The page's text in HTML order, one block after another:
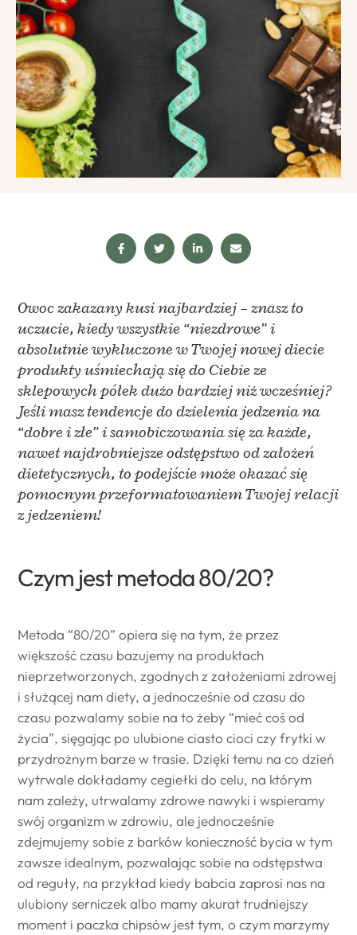
Owoc zakazany kusi najbardziej – znasz to
uczucie, kiedy wszystkie “niezdrowe” i
absolutnie wykluczone w Twojej nowej diecie
produkty uśmiechają się do Ciebie ze
sklepowych półek dużo bardziej niż wcześniej?
Jeśli masz tendencje do dzielenia jedzenia na
“dobre i złe” i samobiczowania się za każde,
nawet najdrobniejsze odstępstwo od założeń
dietetycznych, to podejście może okazać się
pomocnym przeformatowaniem Twojej relacji
z jedzeniem!
Czym jest metoda 80/20?
Metoda “80/20” opiera się na tym, że przez
większość czasu bazujemy na produktach
nieprzetworzonych, zgodnych z założeniami zdrowej
i służącej nam diety, a jednocześnie od czasu do
czasu pozwalamy sobie na to żeby “mieć coś od
życia”, sięgając po ulubione ciasto cioci czy frytki w
przydrożnym barze w trasie. Dzięki temu na co dzień
wytrwale dokładamy cegiełki do celu, na którym
nam zależy, utrwalamy zdrowe nawyki i wspieramy
swój organizm w zdrowiu, ale jednocześnie
zdejmujemy sobie z barków konieczność bycia w tym
zawsze idealnym, pozwalając sobie na odstępstwa
od reguły, na przykład kiedy babcia zaprosi nas na
ulubiony serniczek albo mamy akurat trudniejszy
moment i paczka chipsów jest tym, o czym marzymy